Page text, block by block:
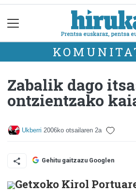
Zabalik dago
ontzientzako
Ukberri 2006ko otsailaren 2a
Gehitu gaitzazu Googlen
Getxoko Kirol